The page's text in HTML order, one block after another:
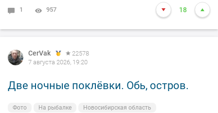
1 957 18
CerVak
22578
7 августа 2026, 19:20
Две ночные поклёвки. Обь, остров.
Фото На рыбалке Новосибирская область